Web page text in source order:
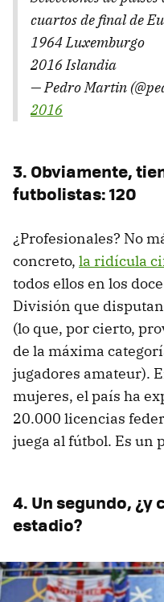
cuartos de final de
1964 Luxemburgo
2016 Islandia
— Pedro Martin
2016
3. Obviamente,
futbolistas: 120
¿Profesionales? No
concreto, la ridícula
todos ellos en los
División que
(lo que, por cierto,
de la máxima
jugadores amateur).
mujeres, el país ha
20.000 licencias
juega al fútbol. Es un
4. Un segundo, ¿y
estadio?